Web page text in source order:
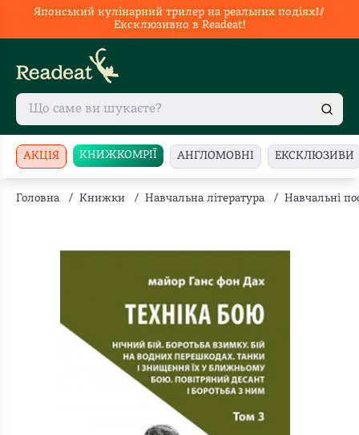
Японський кулінарний трилер на реальних подіях🥢
Ексклюзивно в Readeat!
АКЦІЯ КНИЖКОМРІЇ АНГЛОМОВНІ ЕКСКЛЮЗИВИ
Головна / Книжки / Навчальна література / Навчальні